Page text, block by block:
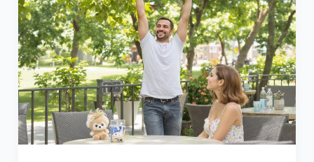
qui
s’étire
devant
une
femme
:
signification